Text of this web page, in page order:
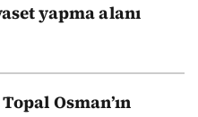
yapma alanı
Osman’ın